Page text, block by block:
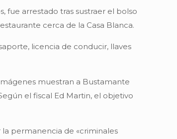
fue arrestado tras sustraer el bolso
cerca de la Casa Blanca.
licencia de conducir, llaves
muestran a Bustamante
el fiscal Ed Martin, el objetivo
permanencia de «criminales